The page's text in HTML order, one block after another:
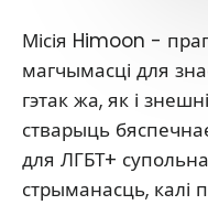
Місія Himoon -
магчымасці для
гэтак жа, як і
стварыць
для ЛГБТ+
стрыманасць, калі